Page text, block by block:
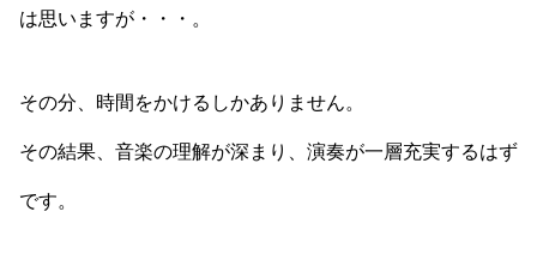
は思いますが・・・。
その分、時間をかけるしかありません。
その結果、音楽の理解が深まり、演奏が一層充実するはず
です。